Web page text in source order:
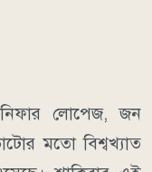
লোপেজ, জন
মতো বিশ্বখ্যাত